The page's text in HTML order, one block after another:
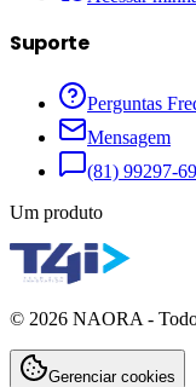
Suporte
Perguntas
Mensagem
(81) 99297-
Um produto
© 2026 NAORA -
Gerenciar cookies